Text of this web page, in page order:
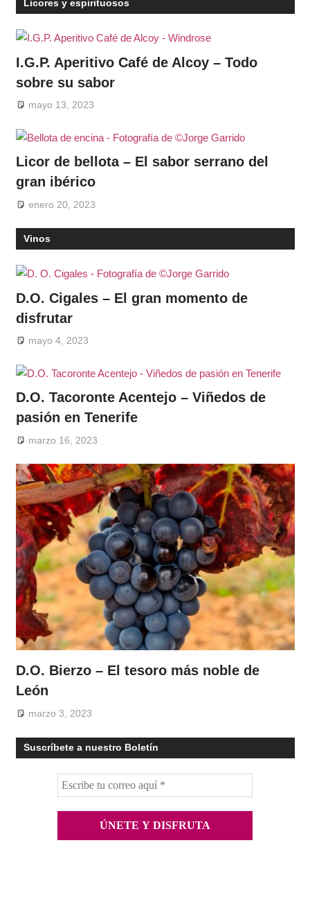
Licores y espirituosos
I.G.P. Aperitivo Café de Alcoy – Todo
sobre su sabor
mayo 13, 2023
Licor de bellota – El sabor serrano del
gran ibérico
enero 20, 2023
Vinos
D.O. Cigales – El gran momento de
disfrutar
mayo 4, 2023
D.O. Tacoronte Acentejo – Viñedos de
pasión en Tenerife
marzo 16, 2023
D.O. Bierzo – El tesoro más noble de
León
marzo 3, 2023
Suscríbete a nuestro Boletín